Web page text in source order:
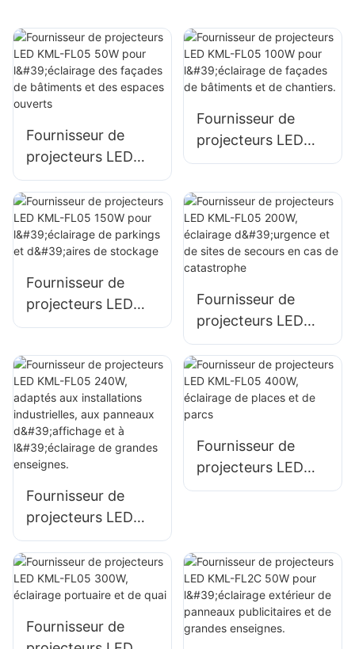
Fournisseur de
projecteurs LED
KML-FL05 50W
pour l'éclairage des
façades de
bâtiments et des
Fournisseur de
projecteurs LED
KML-FL05 100W
façades de
bâtiments et de
chantiers.
Fournisseur de
projecteurs LED
KML-FL05 150W
parkings et d'aires
de stockage
Fournisseur de
projecteurs LED
KML-FL05 200W,
éclairage d'urgence
et de sites de
secours en cas de
Fournisseur de
projecteurs LED
KML-FL05 240W,
adaptés aux
installations
industrielles, aux
panneaux
d'affichage et à
Fournisseur de
projecteurs LED
KML-FL05 400W,
Fournisseur de